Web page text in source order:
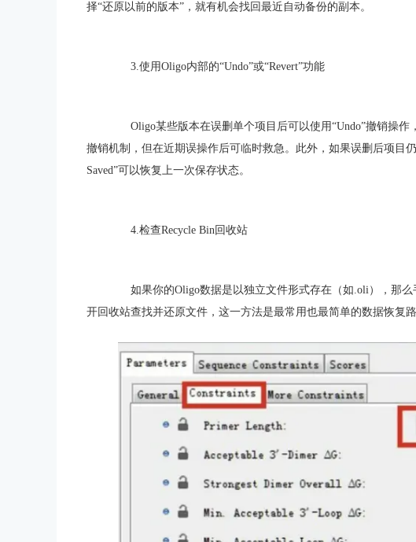
择“还原以前的版本”，就有机会找回最近自动备份的副本。
3.使用Oligo内部的“Undo”或“Revert”功能
Oligo某些版本在误删单个项目后可以使用“Undo”撤销操作
撤销机制，但在近期误操作后可临时救急。此外，如果误删后项目
Saved”可以恢复上一次保存状态。
4.检查Recycle Bin回收站
如果你的Oligo数据是以独立文件形式存在（如.oli），那么
开回收站查找并还原文件，这一方法是最常用也最简单的数据恢复路